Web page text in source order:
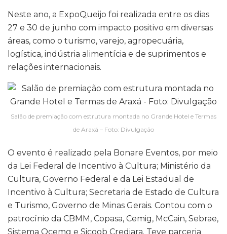
Neste ano, a ExpoQueijo foi realizada entre os dias
27 e 30 de junho com impacto positivo em diversas
áreas, como o turismo, varejo, agropecuária,
logística, indústria alimentícia e de suprimentos e
relações internacionais.
Salão de premiação com estrutura montada no Grande Hotel e Termas
de Araxá – Foto: Divulgação
O evento é realizado pela Bonare Eventos, por meio
da Lei Federal de Incentivo à Cultura; Ministério da
Cultura, Governo Federal e da Lei Estadual de
Incentivo à Cultura; Secretaria de Estado de Cultura
e Turismo, Governo de Minas Gerais. Contou com o
patrocínio da CBMM, Copasa, Cemig, McCain, Sebrae,
Sistema Ocemg e Sicoob Crediara. Teve parceria